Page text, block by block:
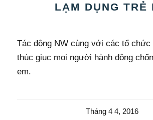
LẠM DỤNG TRẺ
Tác động NW cùng với các tổ chức
thúc giục mọi người hành động
em.
Tháng 4 4, 2016